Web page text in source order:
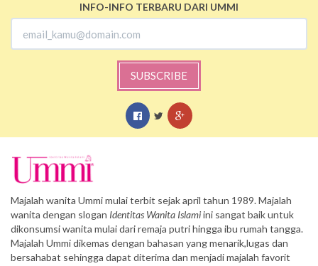
INFO-INFO TERBARU DARI UMMI
SUBSCRIBE
Majalah wanita Ummi mulai terbit sejak april tahun 1989. Majalah
wanita dengan slogan Identitas Wanita Islamiini sangat baik untuk
dikonsumsi wanita mulai dari remaja putri hingga ibu rumah tangga.
Majalah Ummi dikemas dengan bahasan yang menarik,lugas dan
bersahabat sehingga dapat diterima dan menjadi majalah favorit